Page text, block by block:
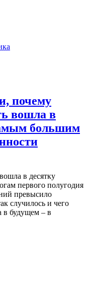
почему
вошла в
большим
в десятку
первого полугодия
превысило
случилось и чего
в будущем – в